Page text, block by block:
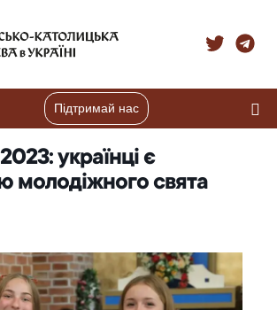
Підтримай нас
українці є
молодіжного свята